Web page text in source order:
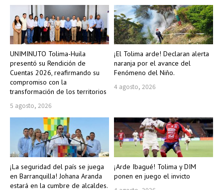
UNIMINUTO Tolima-Huila
presentó su Rendición de
Cuentas 2026, reafirmando su
compromiso con la
transformación de los territorios
5 agosto, 2026
¡El Tolima arde! Declaran alerta
naranja por el avance del
Fenómeno del Niño.
4 agosto, 2026
¡La seguridad del país se juega
en Barranquilla! Johana Aranda
estará en la cumbre de alcaldes.
¡Arde Ibagué! Tolima y DIM
ponen en juego el invicto